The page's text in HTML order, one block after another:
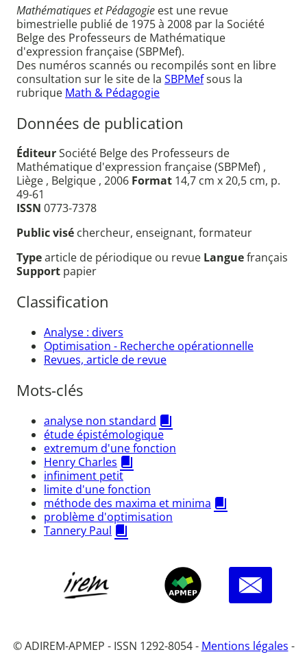
Mathématiques et Pédagogie est une revue
bimestrielle publié de 1975 à 2008 par la Société
Belge des Professeurs de Mathématique
d'expression française (SBPMef).
Des numéros scannés ou recompilés sont en libre
consultation sur le site de la SBPMefsous la
rubrique Math & Pédagogie
Données de publication
ÉditeurSociété Belge des Professeurs de
Mathématique d'expression française (SBPMef) ,
Liège , Belgique , 2006 Format 14,7 cm x 20,5 cm, p.
49-61
ISSN 0773-7378
Public visé chercheur, enseignant, formateur
Typearticle de périodique ou revue Languefrançais
Support papier
Classification
Analyse : divers
Optimisation - Recherche opérationnelle
Revues, article de revue
Mots-clés
analyse non standard
étude épistémologique
extremum d'une fonction
Henry Charles
infiniment petit
limite d'une fonction
méthode des maxima et minima
problème d'optimisation
Tannery Paul
© ADIREM-APMEP - ISSN 1292-8054 - Mentions légales -